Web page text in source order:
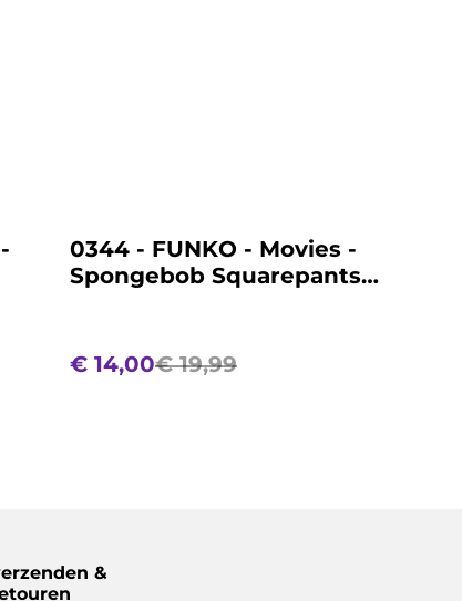
%
0344 - FUNKO - Movies -
Spongebob Squarepants -
€ 14,00€ 19,99
&